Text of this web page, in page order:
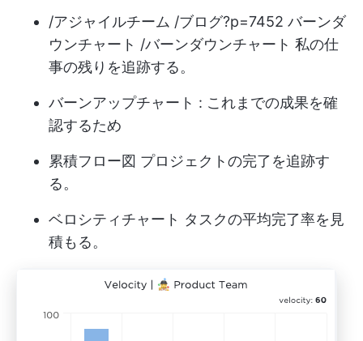
/アジャイルチーム /ブログ?p=7452 バーンダ
ウンチャート /バーンダウンチャート 私の仕
事の残りを追跡する。
バーンアップチャート : これまでの成果を確
認するため
累積フロー図 プロジェクトの完了を追跡す
る。
ベロシティチャート タスクの平均完了率を見
積もる。